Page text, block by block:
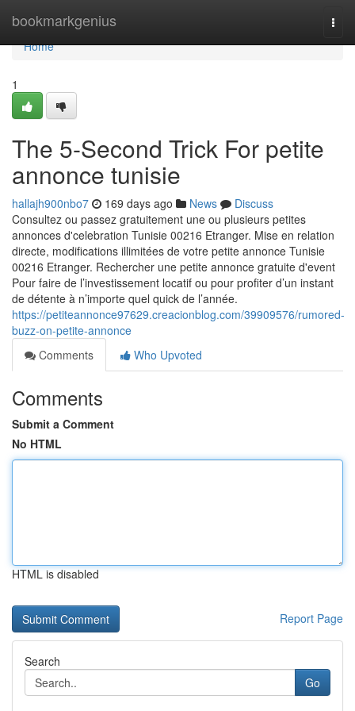
bookmarkgenius
Home
Home
1
The 5-Second Trick For petite
annonce tunisie
hallajh900nbo7 169 days ago News
Discuss
Consultez ou passez gratuitement une ou plusieurs petites
annonces d'celebration Tunisie 00216 Etranger. Mise en relation
directe, modifications illimitées de votre petite annonce Tunisie
00216 Etranger. Rechercher une petite annonce gratuite d'event
Pour faire de l’investissement locatif ou pour profiter d’un instant
de détente à n’importe quel quick de l’année.
https://petiteannonce97629.creacionblog.com/39909576/rumored-
buzz-on-petite-annonce
Comments
Who Upvoted
Comments
Submit a Comment
No HTML
HTML is disabled
Report Page
Search
Go